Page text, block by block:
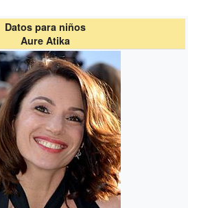
Datos para niños
Aure Atika